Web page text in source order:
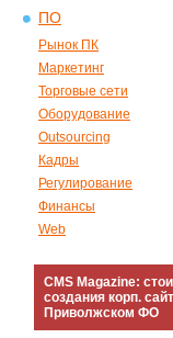
ПО
Рынок ПК
Маркетинг
Торговые сети
Оборудование
Outsourcing
Кадры
Регулирование
Финансы
Web
CMS Magazine:
создания корп.
Приволжском ФО